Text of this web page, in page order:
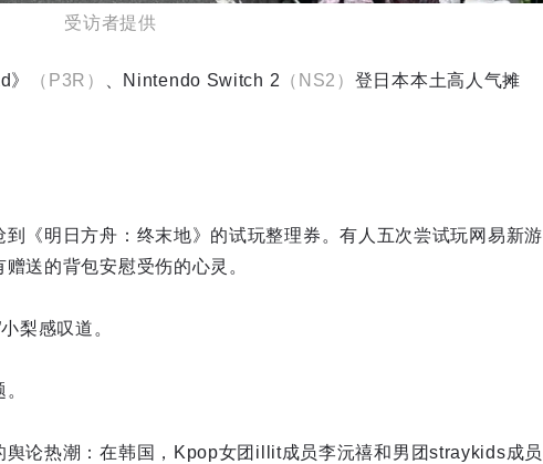
受访者提供
（P3R） 、Nintendo Switch 2 （NS2） 登日本本土高人气摊
《明日方舟：终末地》的试玩整理券。有人五次尝试玩网易新游
送的背包安慰受伤的心灵。
梨感叹道。
论热潮：在韩国，Kpop女团illit成员李沅禧和男团straykids成员